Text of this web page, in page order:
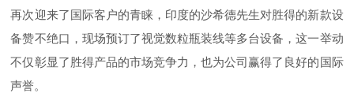
再次迎来了国际客户的青睐，印度的沙希德先生对胜得的新款设
备赞不绝口，现场预订了视觉数粒瓶装线等多台设备，这一举动
不仅彰显了胜得产品的市场竞争力，也为公司赢得了良好的国际
声誉。